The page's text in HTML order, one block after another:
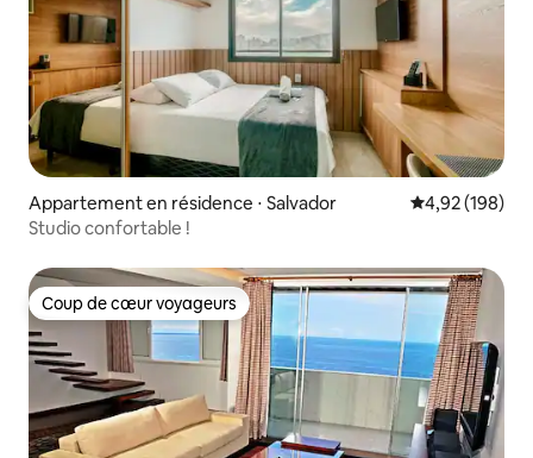
Appartement en résidence ⋅ Salvador Évaluation
4,92 (198)
Studio confortable !
Coup de cœur voyageurs
Coup de cœur voyageurs